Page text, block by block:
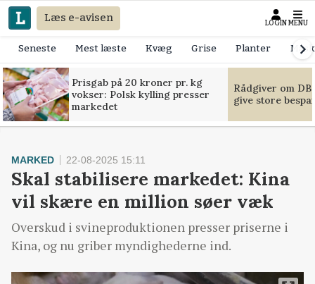
Læs e-avisen LOGIN MENU
Seneste Mest læste Kvæg Grise Planter
Prisgab på 20 kroner pr. kg
vokser: Polsk kylling presser
markedet
Rådgiver om
give store
MARKED 22-08-2025 15:11
Skal stabilisere markedet: Kina
vil skære en million søer væk
Overskud i svineproduktionen presser priserne i
Kina, og nu griber myndighederne ind.